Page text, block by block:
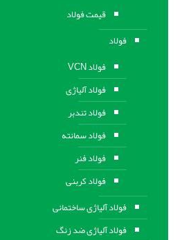
قیمت فولاد
فولاد
فولاد VCN
فولاد آلیاژی
فولاد تندبر
فولاد سمانته
فولاد فنر
فولاد کربنی
فولاد آلیاژی ساختمانی
فولاد آلیاژی ضد زنگ